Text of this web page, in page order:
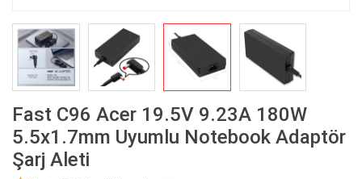
Fast C96 Acer 19.5V 9.23A 180W
5.5x1.7mm Uyumlu Notebook Adaptör
Şarj Aleti